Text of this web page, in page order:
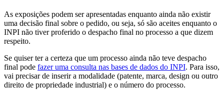
As exposições podem ser apresentadas enquanto ainda não existir
uma decisão final sobre o pedido, ou seja, só são aceites enquanto o
INPI não tiver proferido o despacho final no processo a que dizem
respeito.
Se quiser ter a certeza que um processo ainda não teve despacho
final pode fazer uma consulta nas bases de dados do INPI. Para isso,
vai precisar de inserir a modalidade (patente, marca, design ou outro
direito de propriedade industrial) e o número do processo.